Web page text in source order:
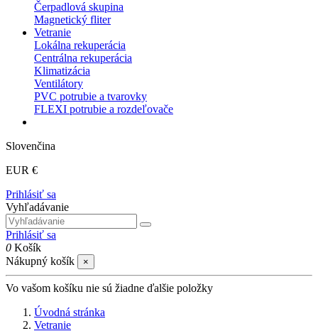
Čerpadlová skupina
Magnetický fliter
Vetranie
Lokálna rekuperácia
Centrálna rekuperácia
Klimatizácia
Ventilátory
PVC potrubie a tvarovky
FLEXI potrubie a rozdeľovače
Slovenčina
EUR €
Prihlásiť sa
Vyhľadávanie
Prihlásiť sa
0 Košík
Nákupný košík
×
Vo vašom košíku nie sú žiadne ďalšie položky
Úvodná stránka
Vetranie